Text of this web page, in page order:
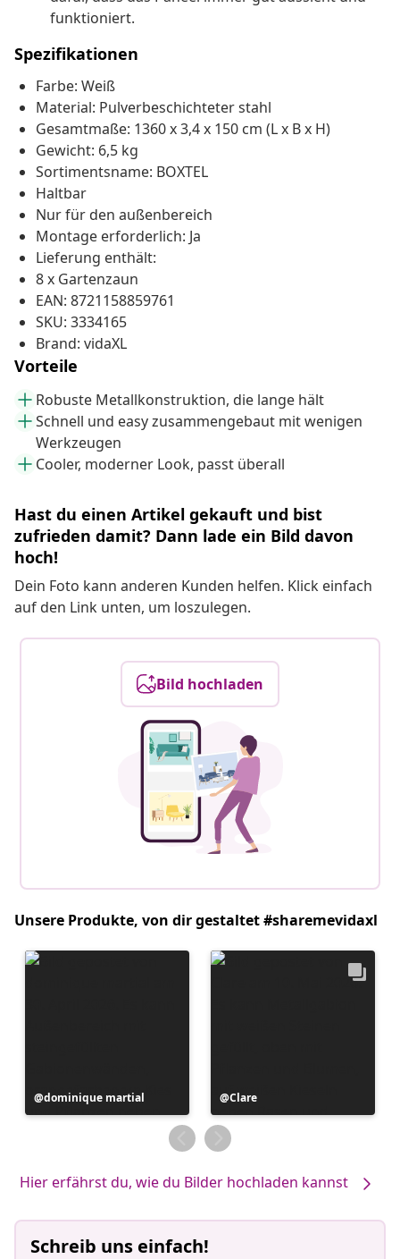
funktioniert.
Spezifikationen
Farbe: Weiß
Material: Pulverbeschichteter stahl
Gesamtmaße: 1360 x 3,4 x 150 cm (L x B x H)
Gewicht: 6,5 kg
Sortimentsname: BOXTEL
Haltbar
Nur für den außenbereich
Montage erforderlich: Ja
Lieferung enthält:
8 x Gartenzaun
EAN: 8721158859761
SKU: 3334165
Brand: vidaXL
Vorteile
Robuste Metallkonstruktion, die lange hält
Schnell und easy zusammengebaut mit wenigen
Werkzeugen
Cooler, moderner Look, passt überall
Hast du einen Artikel gekauft und bist
zufrieden damit? Dann lade ein Bild davon
hoch!
Dein Foto kann anderen Kunden helfen. Klick einfach
auf den Link unten, um loszulegen.
Bild hochladen
Unsere Produkte, von dir gestaltet #sharemevidaxl
Beitrag
veröffentlicht
dominique martial
Beitrag
veröffentlicht
von
Clare
Hier erfährst du, wie du Bilder hochladen kannst
Schreib uns einfach!